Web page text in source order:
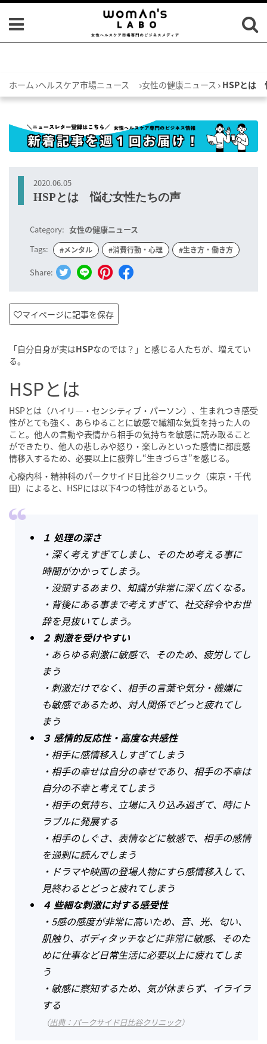
ホーム ヘルスケア市場ニュース 女性の健康ニュース HSPとは
2020.06.05
HSPとは 悩む女性たちの声
Category: 女性の健康ニュース
Tags:
#メンタル #消費行動・心理 #生き方・働き方
Share:
マイページに記事を保存
「自分自身が実はHSPなのでは？」と感じる人たちが、増えてい
る。
HSPとは
HSPとは（ハイリ―・センシティブ・パーソン）、生まれつき感受
性がとても強く、あらゆることに敏感で繊細な気質を持った人の
こと。他人の言動や表情から相手の気持ちを敏感に読み取ること
ができたり、他人の悲しみや怒り・楽しみといった感情に都度感
情移入するため、必要以上に疲弊し“生きづらさ”を感じる。
心療内科・精神科のパークサイド日比谷クリニック（東京・千代
田）によると、HSPには以下4つの特性があるという。
１ 処理の深さ
・ 深く考えすぎてしまし、そのため考える事に
時間がかかってしまう。
・没頭するあまり、知識が非常に深く広くなる。
・背後にある事まで考えすぎて、社交辞令やお世
辞を見抜いてしまう。
２ 刺激を受けやすい
・あらゆる刺激に敏感で、そのため、疲労してし
まう
・刺激だけでなく、相手の言葉や気分・機嫌に
も敏感であるため、対人関係でどっと疲れてし
まう
３ 感情的反応性・高度な共感性
・ 相手に感情移入しすぎてしまう
・相手の幸せは自分の幸せであり、相手の不幸は
自分の不幸と考えてしまう
・相手の気持ち、立場に入り込み過ぎて、時にト
ラブルに発展する
・相手のしぐさ、表情などに敏感で、相手の感情
を過剰に読んでしまう
・ドラマや映画の登場人物にすら感情移入して、
見終わるとどっと疲れてしまう
４ 些細な刺激に対する感受性
・5感の感度が非常に高いため、音、光、匂い、
肌触り、ボディタッチなどに非常に敏感、そのた
めに仕事など日常生活に必要以上に疲れてしま
う
・敏感に察知するため、気が休まらず、イライラ
する
（出典：パークサイド日比谷クリニック）